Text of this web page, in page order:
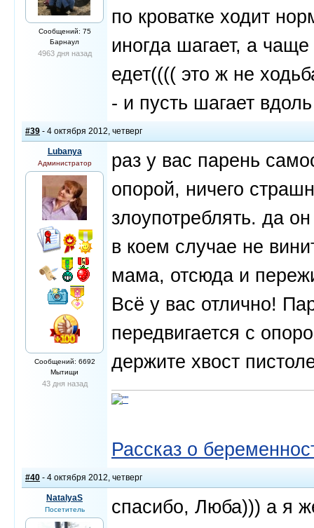
Сообщений: 75
Барнаул
4963 дня назад
по кроватке ходит
иногда шагает, а
едет(((( это ж не
- и пусть шагает
#39 - 4 октября 2012, четверг
Lubanya
Администратор
Сообщений: 6692
Мытищи
43 дня назад
раз у вас парень
опорой, ничего
злоупотреблять. да
в коем случае не
мама, отсюда и
Всё у вас отлично!
передвигается с
держите хвост
Рассказ о
#40 - 4 октября 2012, четверг
NatalyaS
Посетитель
спасибо, Люба))) а я